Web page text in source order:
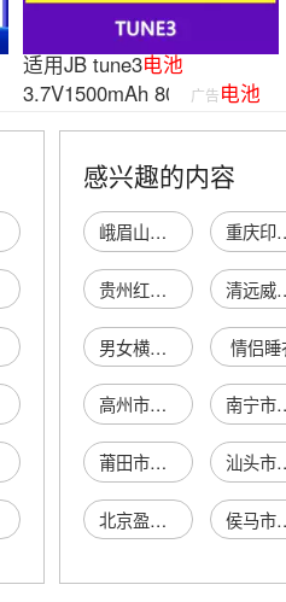
适用JB tune3电池
3.7V1500mAh 803448电池
广告
感兴趣的内容
峨眉山市全瑞物贸有限公司 重庆印
贵州红鑫顺汽车服务有限公司 清远威康
男女横款钱包 情侣睡
高州市谢鸡镇吴杰英水果摊 南宁市好友缘
莆田市特佳金属制品有限公司 汕头市龙湖
北京盈和物业管理有限责任公司 侯马